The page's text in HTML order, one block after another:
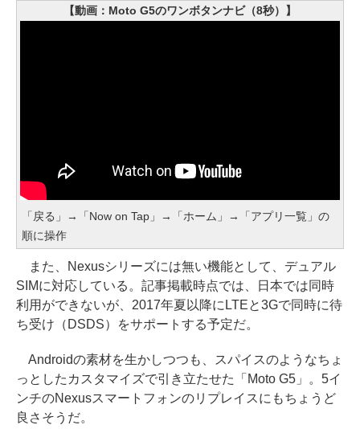
【動画：Moto G5のワンボタンナビ（8秒）】
「戻る」→「Now on Tap」→「ホーム」→「アプリ一覧」の
順に操作
また、Nexusシリーズには無い機能として、デュアル
SIMに対応している。記事掲載時点では、日本では同時
利用ができないが、2017年夏以降にLTEと3Gで同時に待
ち受け（DSDS）をサポートする予定だ。
Androidの素材を生かしつつも、スパイスのようなちょ
っとしたカスタマイズで引き立たせた「Moto G5」。5イ
ンチのNexusスマートフォンのリプレイスにもちょうど
良さそうだ。